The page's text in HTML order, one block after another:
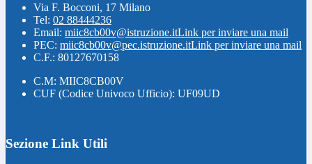
Via F. Bocconi, 17 Milano
Tel: 02 88444236
Email: miic8cb00v@istruzione.itLink per inviare una mail
PEC: miic8cb00v@pec.istruzione.itLink per inviare una mail
C.F.: 80127670158
C.M: MIIC8CB00V
CUF (Codice Univoco Ufficio): UF09UD
Sezione Link Utili